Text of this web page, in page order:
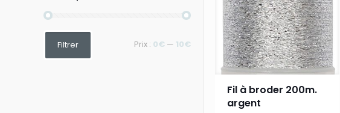
Fil à broder 200m.
argent
Filtrer Prix : 0€ — 10€